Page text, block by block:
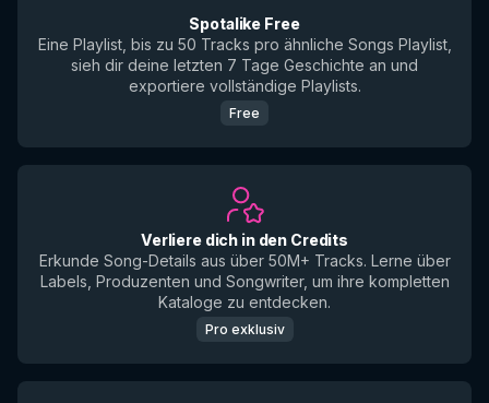
Spotalike Free
Eine Playlist, bis zu 50 Tracks pro ähnliche Songs Playlist,
sieh dir deine letzten 7 Tage Geschichte an und
exportiere vollständige Playlists.
Free
Verliere dich in den Credits
Erkunde Song-Details aus über 50M+ Tracks. Lerne über
Labels, Produzenten und Songwriter, um ihre kompletten
Kataloge zu entdecken.
Pro exklusiv